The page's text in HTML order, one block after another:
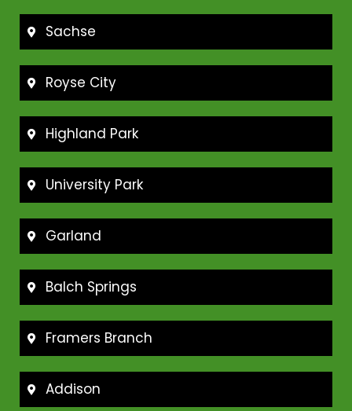
Sachse
Royse City
Highland Park
University Park
Garland
Balch Springs
Framers Branch
Addison